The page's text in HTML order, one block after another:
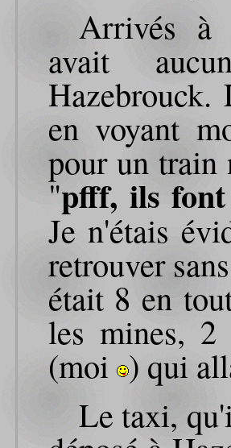
Arrivés à
avait
Hazebrouck.
en voyant
pour un train
"pfff, ils
Je n'étais
retrouver
était 8 en
les mines, 2
(moi ) qui
Le taxi,